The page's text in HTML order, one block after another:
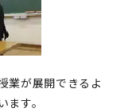
業が展開できるよ
す。